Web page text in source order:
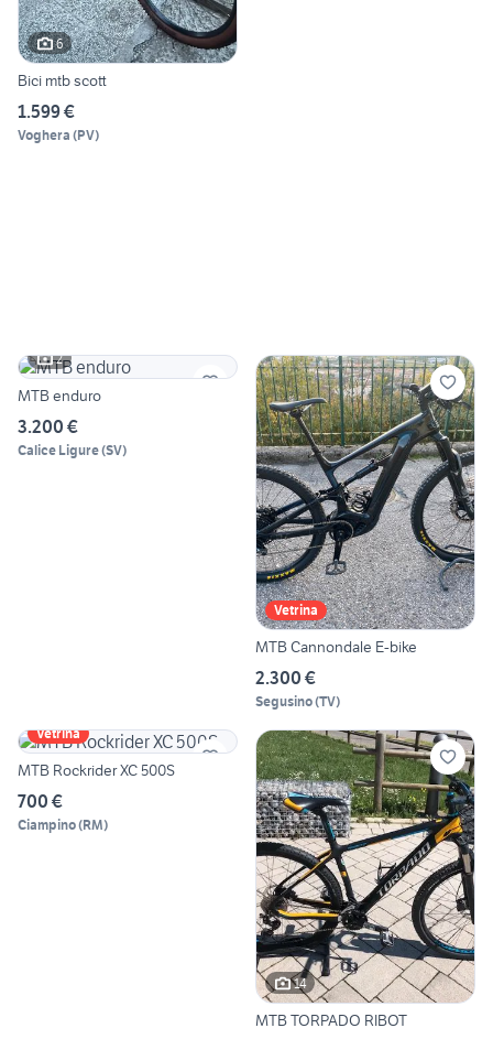
6
Bici mtb scott
1.599 €
Voghera (PV)
2
MTB enduro
3.200 €
Calice Ligure(SV)
Vetrina
MTB Cannondale E-bike
2.300 €
Segusino(TV)
Vetrina
MTB Rockrider XC 500S
700 €
Ciampino(RM)
14
MTB TORPADO RIBOT